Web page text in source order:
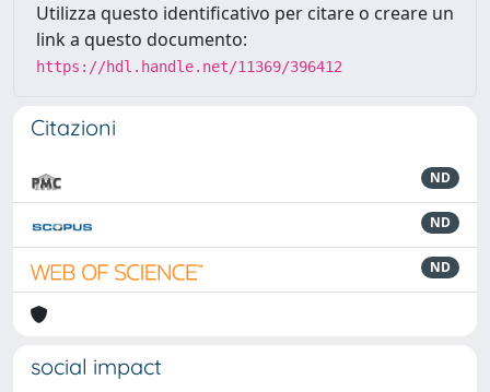
Utilizza questo identificativo per citare o creare un
link a questo documento:
https://hdl.handle.net/11369/396412
Citazioni
ND
ND
ND
social impact